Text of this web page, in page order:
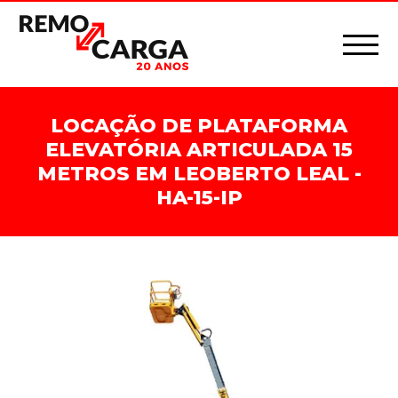
LOCAÇÃO DE PLATAFORMA
ELEVATÓRIA ARTICULADA 15
METROS EM LEOBERTO LEAL -
HA-15-IP